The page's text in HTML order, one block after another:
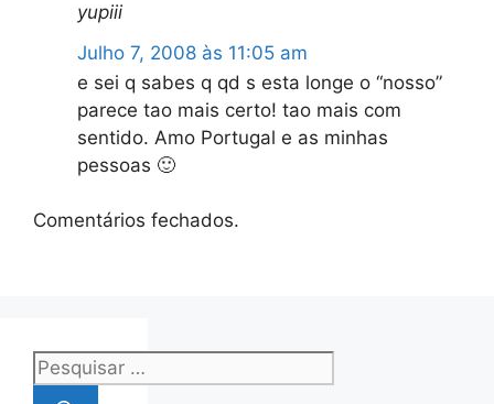
yupiii
Julho 7, 2008 às 11:05 am
e sei q sabes q qd s esta longe o “nosso”
parece tao mais certo! tao mais com
sentido. Amo Portugal e as minhas
pessoas 🙂
Comentários fechados.
Pesquisar
por: